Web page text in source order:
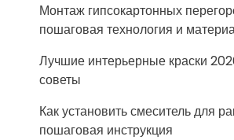
Монтаж гипсокартонных
пошаговая технология и
Лучшие интерьерные краски
советы
Как установить смеситель для
пошаговая инструкция